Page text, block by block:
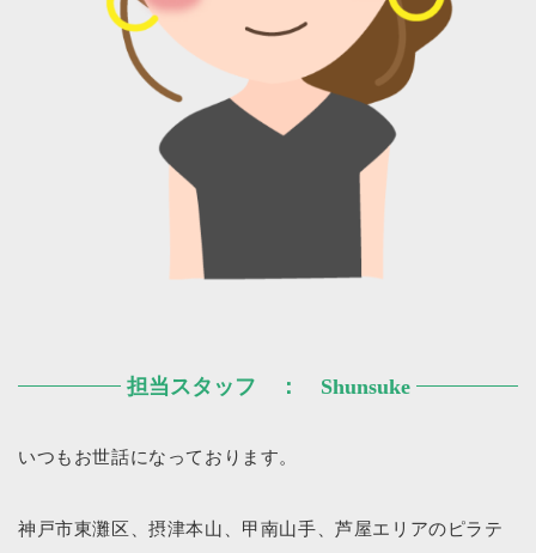
担当スタッフ ： Shunsuke
いつもお世話になっております。
神戸市東灘区、摂津本山、甲南山手、芦屋エリアのピラテ